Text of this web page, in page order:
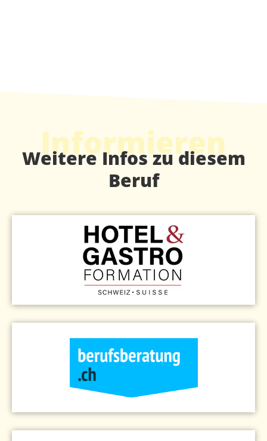
Informieren
Weitere Infos zu diesem
Beruf